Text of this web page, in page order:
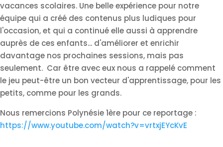
vacances scolaires. Une belle expérience pour notre
équipe qui a créé des contenus plus ludiques pour
l'occasion, et qui a continué elle aussi à apprendre
auprès de ces enfants... d'améliorer et enrichir
davantage nos prochaines sessions, mais pas
seulement. Car être avec eux nous a rappelé comment
le jeu peut-être un bon vecteur d'apprentissage, pour les
petits, comme pour les grands.
Nous remercions Polynésie 1ère pour ce reportage :
https://www.youtube.com/watch?v=vrtxjEYcKvE